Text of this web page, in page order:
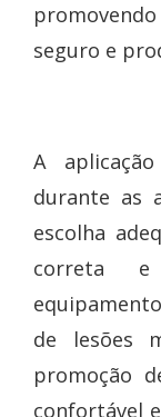
seguro e
A
durante as
escolha
correta
de lesões
promoção
confortável